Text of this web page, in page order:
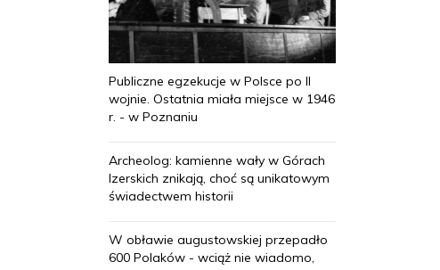
Publiczne egzekucje w Polsce po II
wojnie. Ostatnia miała miejsce w 1946
r. - w Poznaniu
Archeolog: kamienne wały w Górach
Izerskich znikają, choć są unikatowym
świadectwem historii
W obławie augustowskiej przepadło
600 Polaków - wciąż nie wiadomo,